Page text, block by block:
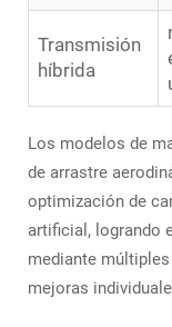
Transmisión
híbrida
Los modelos de
de arrastre
optimización de
artificial, logrando
mediante
mejoras